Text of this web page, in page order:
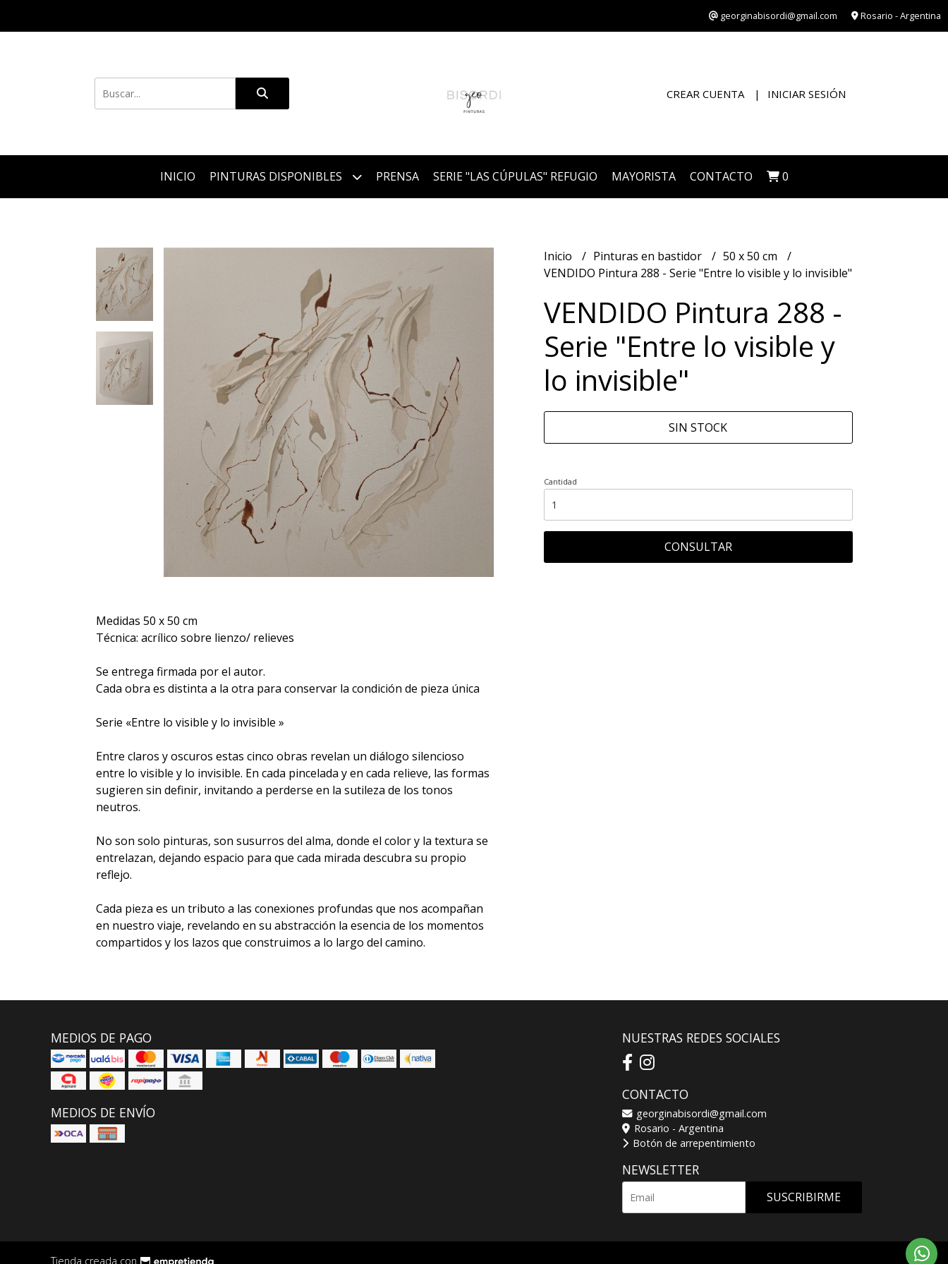
georginabisordi@gmail.com Rosario - Argentina
CREAR CUENTA INICIAR SESIÓN
INICIO PINTURAS DISPONIBLES PRENSA SERIE "LAS CÚPULAS" REFUGIO MAYORISTA CONTACTO 0
Medidas 50 x 50 cm
Técnica: acrílico sobre lienzo/ relieves
Se entrega firmada por el autor.
Cada obra es distinta a la otra para conservar la condición de pieza única
Serie «Entre lo visible y lo invisible »
Entre claros y oscuros estas cinco obras revelan un diálogo silencioso
entre lo visible y lo invisible. En cada pincelada y en cada relieve, las formas
sugieren sin definir, invitando a perderse en la sutileza de los tonos
neutros.
No son solo pinturas, son susurros del alma, donde el color y la textura se
entrelazan, dejando espacio para que cada mirada descubra su propio
reflejo.
Cada pieza es un tributo a las conexiones profundas que nos acompañan
en nuestro viaje, revelando en su abstracción la esencia de los momentos
compartidos y los lazos que construimos a lo largo del camino.
Inicio Pinturas en bastidor
50 x 50 cm
VENDIDO Pintura 288 - Serie "Entre lo visible y lo invisible"
VENDIDO Pintura 288 -
Serie "Entre lo visible y
lo invisible"
SIN STOCK
Cantidad
CONSULTAR
MEDIOS DE PAGO
MEDIOS DE ENVÍO
NUESTRAS REDES SOCIALES
CONTACTO
georginabisordi@gmail.com
Rosario - Argentina
Botón de arrepentimiento
NEWSLETTER
SUSCRIBIRME
Tienda creada con